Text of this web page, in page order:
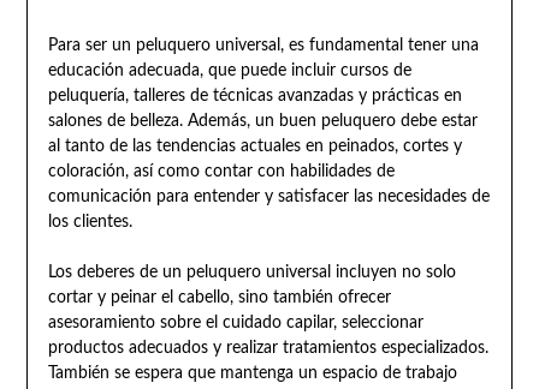
Para ser un peluquero universal, es fundamental tener una
educación adecuada, que puede incluir cursos de
peluquería, talleres de técnicas avanzadas y prácticas en
salones de belleza. Además, un buen peluquero debe estar
al tanto de las tendencias actuales en peinados, cortes y
coloración, así como contar con habilidades de
comunicación para entender y satisfacer las necesidades de
los clientes.
Los deberes de un peluquero universal incluyen no solo
cortar y peinar el cabello, sino también ofrecer
asesoramiento sobre el cuidado capilar, seleccionar
productos adecuados y realizar tratamientos especializados.
También se espera que mantenga un espacio de trabajo